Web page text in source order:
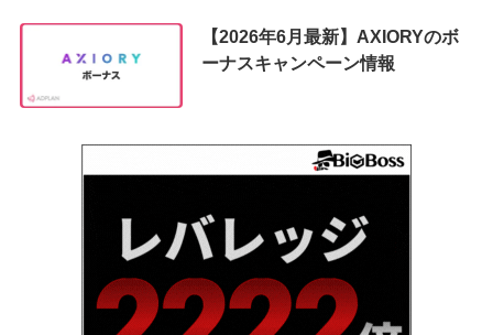
【2026年6月最新】AXIORYのボ
ーナスキャンペーン情報